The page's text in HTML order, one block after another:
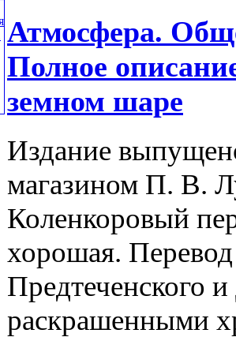
Атмосфера.
Полное
земном шаре
Издание
магазином П. В.
Коленкоровый
хорошая.
Предтеченского
раскрашенными